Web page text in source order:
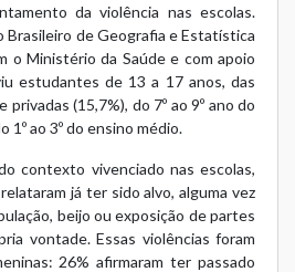
da violência nas escolas.
Brasileiro de Geografia e Estatística
o Ministério da Saúde e com apoio
estudantes de 13 a 17 anos, das
privadas (15,7%), do 7º ao 9º ano do
1º ao 3º do ensino médio.
contexto vivenciado nas escolas,
já ter sido alvo, alguma vez
beijo ou exposição de partes
vontade. Essas violências foram
26% afirmaram ter passado